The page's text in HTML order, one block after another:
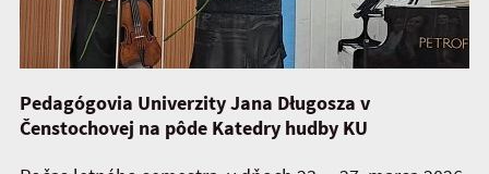
Pedagógovia Univerzity Jana Długosza v
Čenstochovej na pôde Katedry hudby KU